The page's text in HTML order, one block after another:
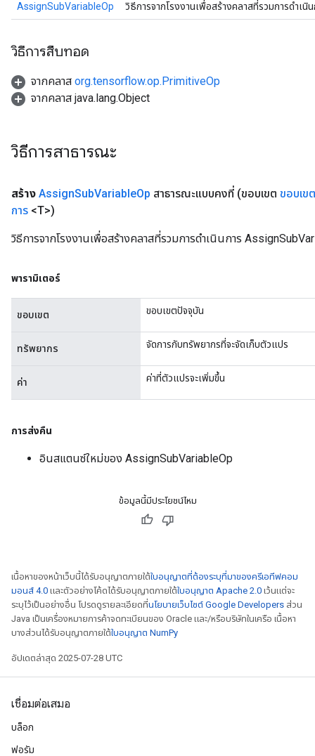
AssignSubVariableOp
วิธีการจากโรงงานเพื่อสร้างคลาสที่รวมการดำเ
วิธีการสืบทอด
จากคลาส org.tensorflow.op.PrimitiveOp
จากคลาส java.lang.Object
วิธีการสาธารณะ
สร้าง AssignSubVariableOp สาธารณะแบบคงที่ (ขอบเขต ขอบเขต
การ <T>)
วิธีการจากโรงงานเพื่อสร้างคลาสที่รวมการดำเนินการ
พารามิเตอร์
ขอบเขต ขอบเขตปัจจุบัน
ทรัพยากร จัดการกับทรัพยากรที่จะจัดเก็บตัวแปร
ค่า ค่าที่ตัวแปรจะเพิ่มขึ้น
การส่งคืน
อินสแตนซ์ใหม่ของ AssignSubVariableOp
ข้อมูลนี้มีประโยชน์ไหม
เนื้อหาของหน้าเว็บนี้ได้รับอนุญาตภายใต้ใบอนุญาตที่ต้องระบุที่มาของครีเอทีฟคอม
มอนส์ 4.0 และตัวอย่างโค้ดได้รับอนุญาตภายใต้ใบอนุญาต Apache 2.0 เว้นแต่จะ
ระบุไว้เป็นอย่างอื่น โปรดดูรายละเอียดที่นโยบายเว็บไซต์ Google Developers ส่วน
Java เป็นเครื่องหมายการค้าจดทะเบียนของ Oracle และ/หรือบริษัทในเครือ เนื้อหา
บางส่วนได้รับอนุญาตภายใต้ใบอนุญาต NumPy
อัปเดตล่าสุด 2025-07-28 UTC
เชื่อมต่อเสมอ
บล็อก
ฟอรัม